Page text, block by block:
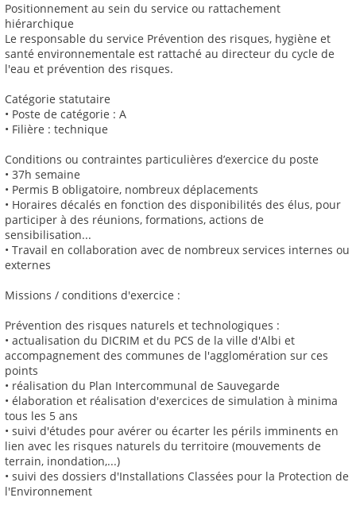
Positionnement au sein du service ou rattachement
hiérarchique
Le responsable du service Prévention des risques, hygiène et
santé environnementale est rattaché au directeur du cycle de
l'eau et prévention des risques.
Catégorie statutaire
• Poste de catégorie : A
• Filière : technique
Conditions ou contraintes particulières d’exercice du poste
• 37h semaine
• Permis B obligatoire, nombreux déplacements
• Horaires décalés en fonction des disponibilités des élus, pour
participer à des réunions, formations, actions de
sensibilisation...
• Travail en collaboration avec de nombreux services internes ou
externes
Missions / conditions d'exercice :
Prévention des risques naturels et technologiques :
• actualisation du DICRIM et du PCS de la ville d'Albi et
accompagnement des communes de l'agglomération sur ces
points
• réalisation du Plan Intercommunal de Sauvegarde
• élaboration et réalisation d'exercices de simulation à minima
tous les 5 ans
• suivi d'études pour avérer ou écarter les périls imminents en
lien avec les risques naturels du territoire (mouvements de
terrain, inondation,...)
• suivi des dossiers d'Installations Classées pour la Protection de
l'Environnement